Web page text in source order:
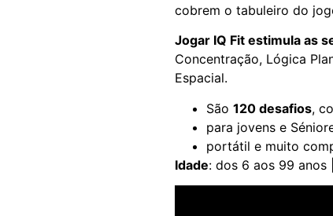
cobrem o tabuleiro do
Jogar IQ Fit estimula as
Concentração, Lógica
Espacial.
São 120 desafios,
para jovens e
portátil e muito
Idade: dos 6 aos 99